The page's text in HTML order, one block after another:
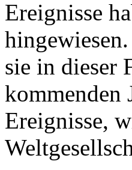
Ereignisse
sie in dieser
kommenden
Ereignisse,